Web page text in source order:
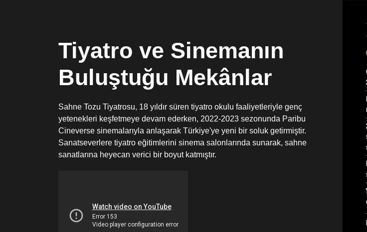
Tiyatro ve Sinemanın
Buluştuğu Mekânlar
Sahne Tozu Tiyatrosu, 18 yıldır süren tiyatro okulu faaliyetleriyle genç
yetenekleri keşfetmeye devam ederken, 2022-2023 sezonunda Paribu
Cineverse sinemalarıyla anlaşarak Türkiye'ye yeni bir soluk getirmiştir.
Sanatseverlere tiyatro eğitimlerini sinema salonlarında sunarak, sahne
sanatlarına heyecan verici bir boyut katmıştır.